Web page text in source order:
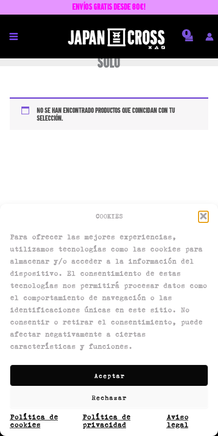
COOKIES
Para ofrecer las mejores experiencias,
utilizamos tecnologías como las cookies para
almacenar y/o acceder a la información del
dispositivo. El consentimiento de estas
tecnologías nos permitirá procesar datos como
el comportamiento de navegación o las
identificaciones únicas en este sitio. No
consentir o retirar el consentimiento, puede
afectar negativamente a ciertas
características y funciones.
Aceptar
Rechazar
Política de
cookies
Política de
privacidad
Aviso
legal
envíos GRATIS desde 80€!
solo
No se han encontrado productos que coincidan con tu
selección.
Política de privacidad
Política de devoluciones
Política de envíos
Términos y condiciones
Política de cookies
Contactanos